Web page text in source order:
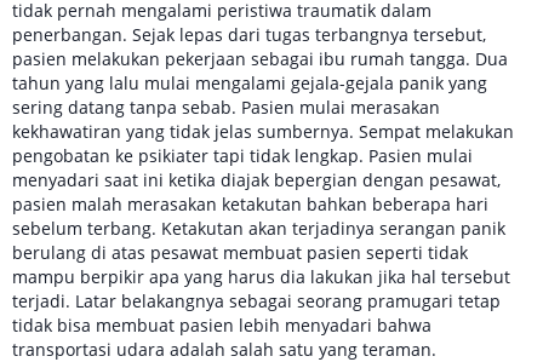
tidak pernah mengalami peristiwa traumatik dalam
penerbangan. Sejak lepas dari tugas terbangnya tersebut,
pasien melakukan pekerjaan sebagai ibu rumah tangga. Dua
tahun yang lalu mulai mengalami gejala-gejala panik yang
sering datang tanpa sebab. Pasien mulai merasakan
kekhawatiran yang tidak jelas sumbernya. Sempat melakukan
pengobatan ke psikiater tapi tidak lengkap. Pasien mulai
menyadari saat ini ketika diajak bepergian dengan pesawat,
pasien malah merasakan ketakutan bahkan beberapa hari
sebelum terbang. Ketakutan akan terjadinya serangan panik
berulang di atas pesawat membuat pasien seperti tidak
mampu berpikir apa yang harus dia lakukan jika hal tersebut
terjadi. Latar belakangnya sebagai seorang pramugari tetap
tidak bisa membuat pasien lebih menyadari bahwa
transportasi udara adalah salah satu yang teraman.